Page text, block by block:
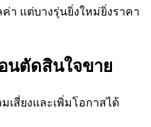
า แต่บางรุ่นยิ่งใหม่ยิ่งราคา
นตัดสินใจขาย
เสี่ยงและเพิ่มโอกาสได้